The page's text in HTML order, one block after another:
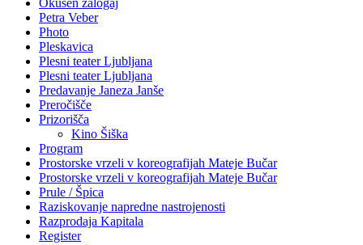
Petra Veber
Photo
Pleskavica
Plesni teater Ljubljana
Plesni teater Ljubljana
Predavanje Janeza Janše
Preročišče
Prizorišča
Kino Šiška
Program
Prostorske vrzeli v koreografijah Mateje Bučar
Prostorske vrzeli v koreografijah Mateje Bučar
Prule / Špica
Raziskovanje napredne nastrojenosti
Razprodaja Kapitala
Register